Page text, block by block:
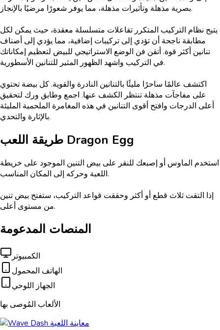
بصرية مذهلة وتأثيرات مذهلة، مما يوفر شعورًا مرضيًا بالإنجاز.
يتيح نظام التركيب المتكرر تفاعلات متسلسلة معقدة، حيث يمكن لكل
مطابقة ناجحة أن تؤدي إلى تركيبات إضافية، مما يؤدي إلى أصناف
تنانين أكثر قوة. أتقن فن الوضع الاستراتيجي للبيض لتعظيم إمكاناتك
في التركيب واشهد الظهور المثير للتنانين الأسطورية.
اكتشف عالمًا ساحرًا مليئًا بالتنانين النادرة والقوية. كل بيضة تحتوي
على مفاجآت مذهلة تنتظر الكشف عنها. اجمع وطابق ورك لتحقيق
أعلى الدرجات وافتح أقوى التنانين في هذه المغامرة الملحمية المليئة
بالإثارة والتحدي.
طريقة اللعب Dragon Egg
استخدم الماوس أو إصبعك للنقر على بيض التنين الموجود على خريطة
اللعبة وحركه إلى المكان المناسب.
إذا التقت ثلاث قطع أو أكثر وحققت قواعد التركيب، ستفتح بيض تنين
من مستوى أعلى.
المنصات المدعومة
الكمبيوتر
الهاتف المحمول
الجهاز اللوحي
الألعاب المُوصى بها